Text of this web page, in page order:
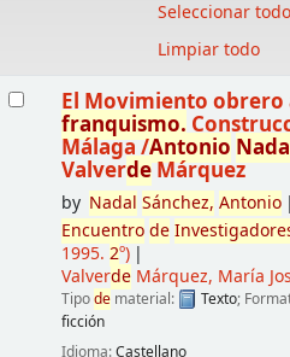
Seleccionar todo
Limpiar todo
El Movimiento obrero
franquismo.
Málaga/Antonio
ValverdeMárquez
by Nadal Sánchez, Antonio
Encuentro de
1995. 2º)
ValverdeMárquez, María
Tipodematerial: Texto;
ficción
Idioma:Castellano